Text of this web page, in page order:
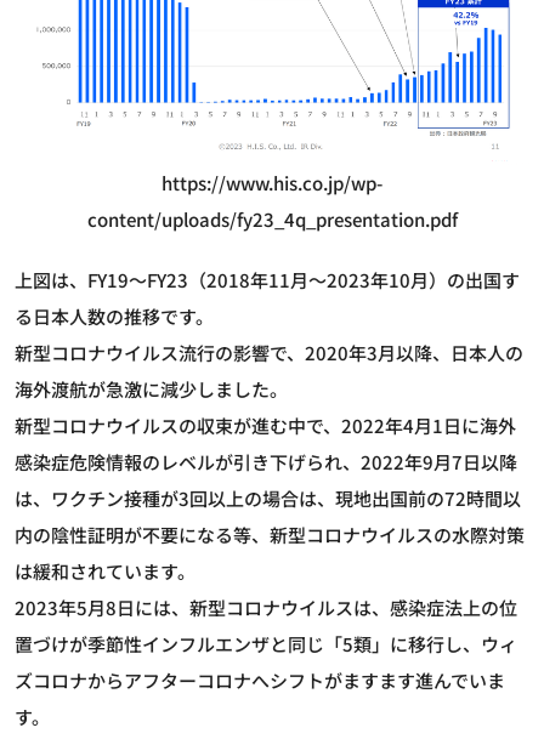
https://www.his.co.jp/wp-
content/uploads/fy23_4q_presentation.pdf
上図は、FY19～FY23（2018年11月～2023年10月）の出国す
る日本人数の推移です。
新型コロナウイルス流行の影響で、2020年3月以降、日本人の
海外渡航が急激に減少しました。
新型コロナウイルスの収束が進む中で、2022年4月1日に海外
感染症危険情報のレベルが引き下げられ、2022年9月7日以降
は、ワクチン接種が3回以上の場合は、現地出国前の72時間以
内の陰性証明が不要になる等、新型コロナウイルスの水際対策
は緩和されています。
2023年5月8日には、新型コロナウイルスは、感染症法上の位
置づけが季節性インフルエンザと同じ「5類」に移行し、ウィ
ズコロナからアフターコロナへシフトがますます進んでいま
す。